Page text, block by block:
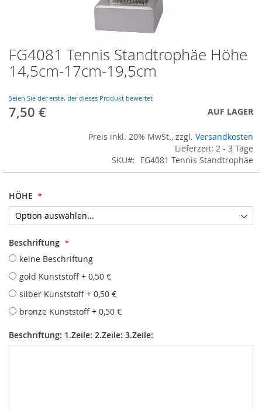
FG4081 Tennis Standtrophäe Höhe
14,5cm-17cm-19,5cm
Seien Sie der erste, der dieses Produkt bewertet
7,50 € AUF LAGER
Preis inkl. 20% MwSt., zzgl. Versandkosten
Lieferzeit: 2 - 3 Tage
SKU
FG4081 Tennis Standtrophäe
HÖHE
Beschriftung
keine Beschriftung
gold Kunststoff + 0,50 €
silber Kunststoff + 0,50 €
bronze Kunststoff + 0,50 €
Beschriftung: 1.Zeile: 2.Zeile: 3.Zeile:
Skip
to
the
of
the
images